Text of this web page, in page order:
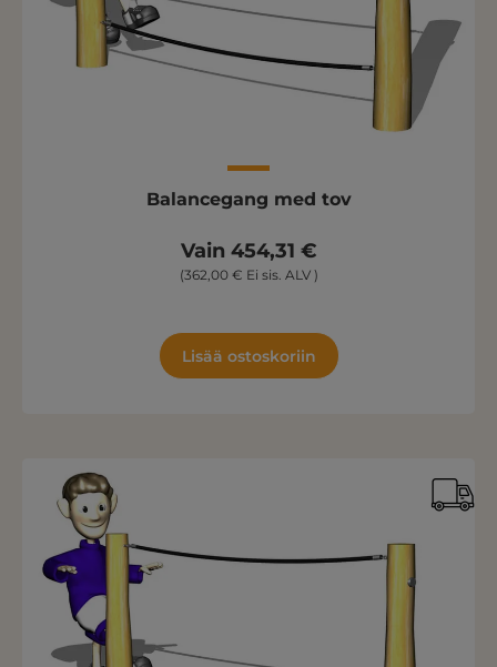
Balancegang med tov
Vain 454,31 €
(362,00 € Ei sis. ALV )
Lisää ostoskoriin